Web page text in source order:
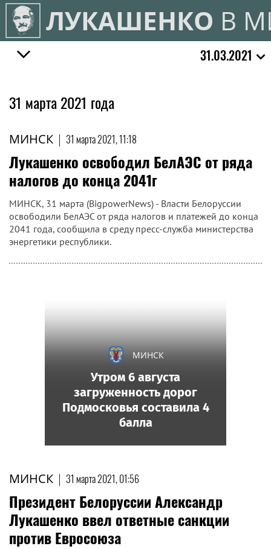
ЛУКАШЕНКО В
31.03.2021
31 марта 2021 года
МИНСК | 31 марта 2021, 11:18
Лукашенко освободил БелАЭС от ряда
налогов до конца 2041г
МИНСК, 31 марта (BigpowerNews) - Власти Белоруссии
освободили БелАЭС от ряда налогов и платежей до конца
2041 года, сообщила в среду пресс-служба министерства
энергетики республики.
МИНСК | 31 марта 2021, 01:56
Президент Белоруссии Александр
Лукашенко ввел ответные санкции
против Евросоюза
МИНСК
Утром 6 августа
загруженность дорог
Подмосковья составила 4
балла